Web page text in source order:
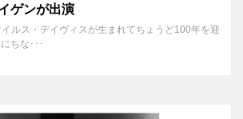
ゲンが出演
ルス・デイヴィスが生まれてちょうど100年を迎
ちな･･･